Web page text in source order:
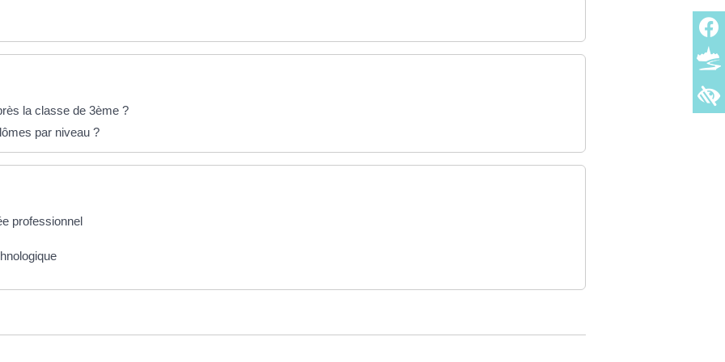
la classe de 3ème ?
par niveau ?
professionnel